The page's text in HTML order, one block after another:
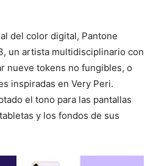
del color digital, Pantone
un artista multidisciplinario con
nueve tokens no fungibles, o
inspiradas en Very Peri.
el tono para las pantallas
y los fondos de sus